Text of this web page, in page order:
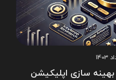
بهینه سازی اپلیکیشن